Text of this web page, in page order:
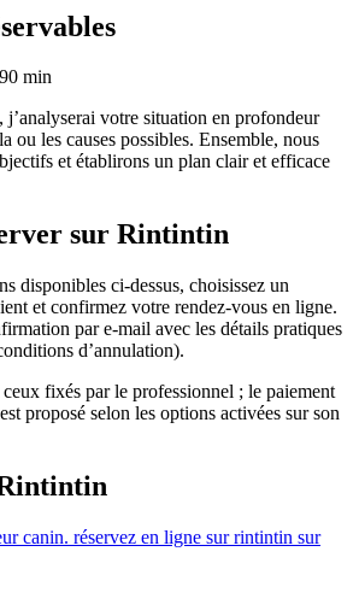
min
j’analyserai votre situation en profondeur
ou les causes possibles. Ensemble, nous
et établirons un plan clair et efficace
sur Rintintin
disponibles ci-dessus, choisissez un
et confirmez votre rendez-vous en ligne.
par e-mail avec les détails pratiques
d’annulation).
fixés par le professionnel ; le paiement
proposé selon les options activées sur son
canin. réservez en ligne sur rintintin sur